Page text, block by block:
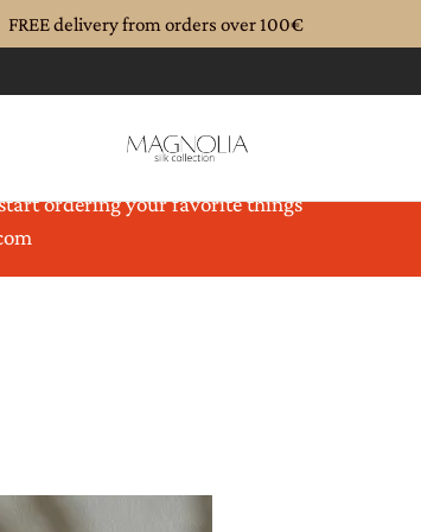
FREE delivery from orders over 100€
Magnolia is coming back to you
ordering your favorite things